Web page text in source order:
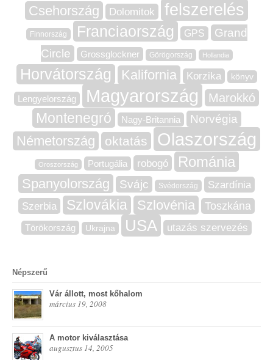
Csehország Dolomitok felszerelés
Finnország Franciaország GPS
Grand
Circle
Grossglockner Görögország Hollandia
Horvátország Kalifornia Korzika könyv
Lengyelország Magyarország Marokkó
Montenegró Nagy-Britannia Norvégia
Németország oktatás Olaszország
Oroszország Portugália robogó Románia
Spanyolország Svájc Svédország
Szardínia
Szerbia
Szlovákia Szlovénia Toszkána
Törökország Ukrajna USA utazás szervezés
Népszerű
Vár állott, most kőhalom
március 19, 2008
A motor kiválasztása
augusztus 14, 2005